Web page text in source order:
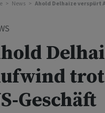
News Ahold Delhaize verspürt
Geschäft